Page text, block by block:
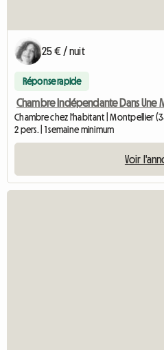
25 € / nuit
Réponse rapide
Chambre Indépendante Dans Une
Chambre chez l'habitant | Montpellier
2 pers. | 1 semaine minimum
Voir